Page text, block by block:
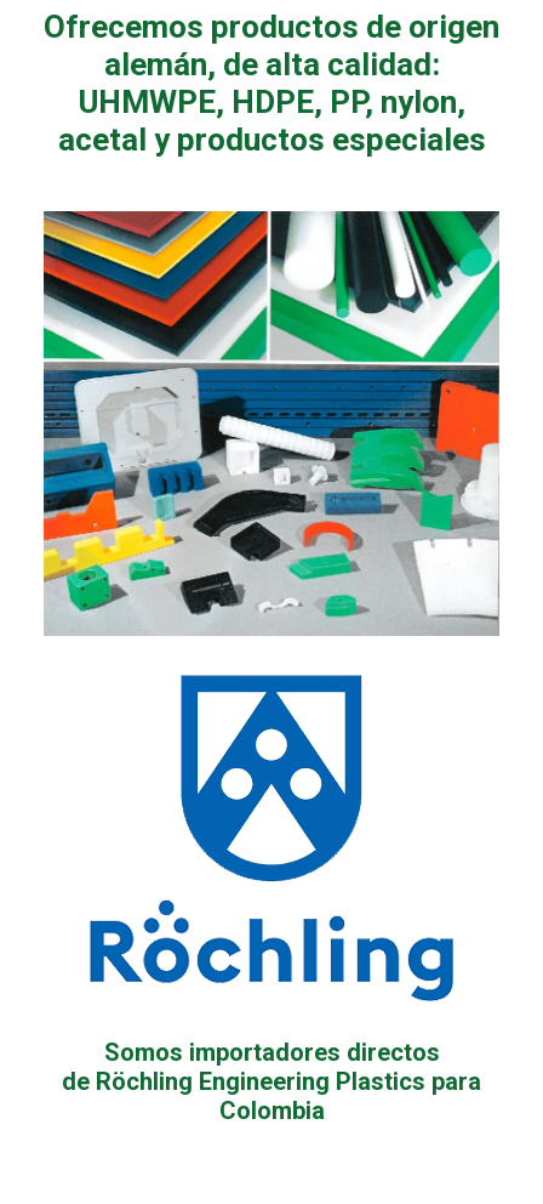
Ofrecemos productos de origen
alemán, de alta calidad:
UHMWPE, HDPE, PP, nylon,
acetal y productos especiales
Somos importadores directos
de Röchling Engineering Plastics para
Colombia